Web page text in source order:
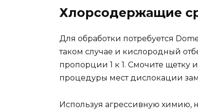
Хлорсодержащие
Для обработки потребуется
таком случае и кислородный
пропорции 1 к 1. Смочите щетку
процедуры мест дислокации
Используя агрессивную химию,